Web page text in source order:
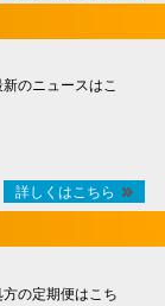
のニュースはこ
詳しくはこちら
の定期便はこち